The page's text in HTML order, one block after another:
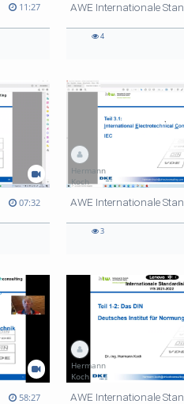
11:27
4
07:32
Hermann
Koch
3
58:27
Hermann
Koch